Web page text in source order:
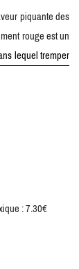
piquante des
rouge est un
lequel tremper
: 7.30€